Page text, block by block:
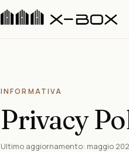
INFORMATIVA
Privacy
Ultimo aggiornamento: maggio